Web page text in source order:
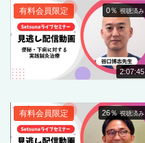
2:07:45
0％視聴済み
有料会員限定
26％視聴済み
有料会員限定